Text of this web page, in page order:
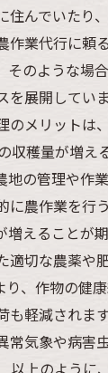
住んでいたり
作業代行に頼
そのような場
を展開してい
のメリットは
収穫量が増え
地の管理や作
に農作業を行
増えることが
適切な農薬や
り、作物の健
も軽減されま
常気象や病害
以上のように